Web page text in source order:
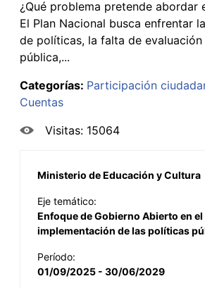
¿Qué problema pretende abordar
El Plan Nacional busca enfrentar
de políticas, la falta de
pública,...
Categorías: Participación
Cuentas
Visitas: 15064
Ministerio de Educación y Cultura
Eje temático:
Enfoque de Gobierno Abierto en
implementación de las políticas
Período:
01/09/2025 - 30/06/2029